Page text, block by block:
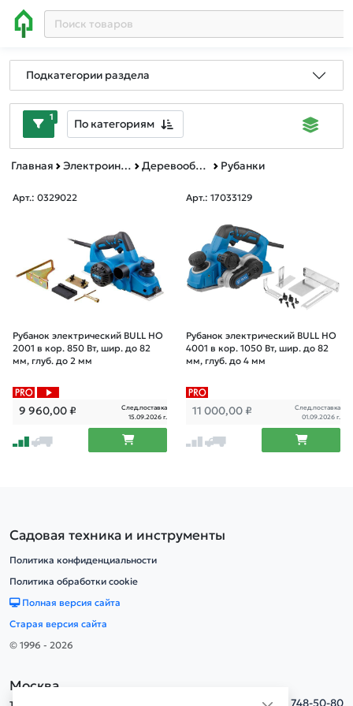
Подкатегории раздела
1 По категориям
Главная Электроинструменты BULL, MOLOT, WORTEX, ФИОЛЕНТ Деревообработка Рубанки
Арт.: 0329022
Рубанок электрический BULL HO
2001 в кор. 850 Вт, шир. до 82
мм, глуб. до 2 мм
9 960,00₽
След.поставка
15.09.2026 г.
Арт.: 17033129
Рубанок электрический BULL HO
4001 в кор. 1050 Вт, шир. до 82
мм, глуб. до 4 мм
11 000,00 ₽
След.поставка
01.09.2026 г.
Садовая техника и инструменты
Политика конфиденциальности
Политика обработки cookie
Полная версия сайта
Старая версия сайта
© 1996 - 2026
Москва